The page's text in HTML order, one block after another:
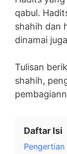
qabul.
shahih dan
dinamai
Tulisan
shahih,
Daftar Isi